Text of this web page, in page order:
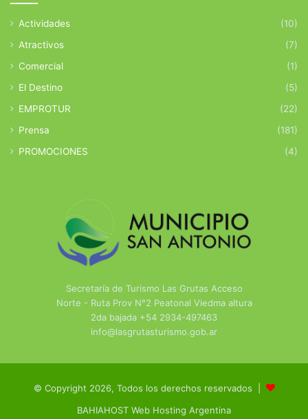
Actividades
(10)
Atractivos
(7)
Comercial
(1)
El Destino
(5)
EMPROTUR
(22)
Prensa
(181)
PROMOCIONES
(4)
Secretaría de Turismo Las Grutas Acceso
Norte - Ruta Prov N°2 Peatonal Viedma altura
2da bajada +54 2934-497463
info@lasgrutasturismo.gob.ar
© Copyright 2026, Todos los derechos reservados |
BAHIAHOST Web Hosting Argentina